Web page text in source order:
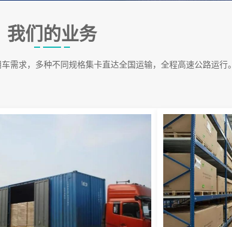
我们的业务
需求，多种不同规格集卡直达全国运输，全程高速公路运行。